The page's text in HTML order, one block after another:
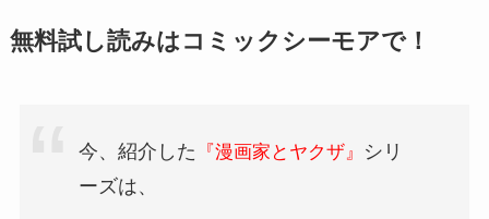
無料試し読みはコミックシーモアで！
今、紹介した 『漫画家とヤクザ』
シリ
ーズは、